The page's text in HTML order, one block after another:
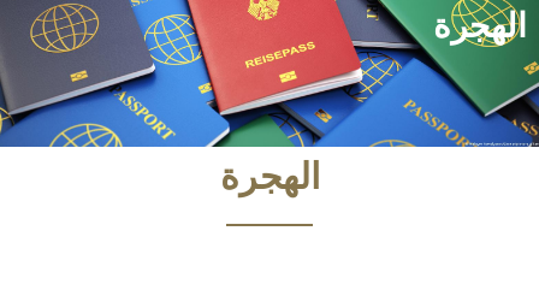
الهجرة
الهجرة